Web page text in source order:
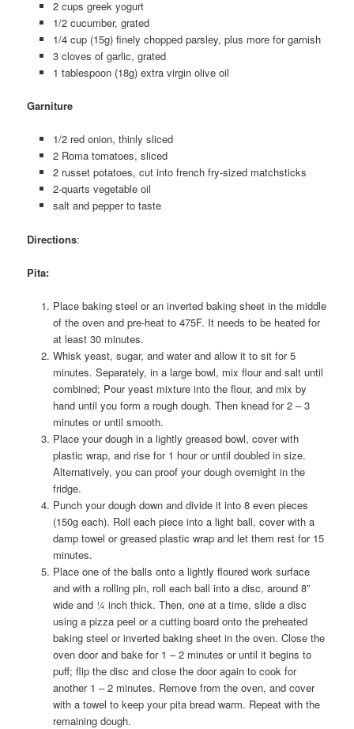
2 cups greek yogurt
1/2 cucumber, grated
1/4 cup (15g) finely chopped parsley, plus more for garnish
3 cloves of garlic, grated
1 tablespoon (18g) extra virgin olive oil
Garniture
1/2 red onion, thinly sliced
2 Roma tomatoes, sliced
2 russet potatoes, cut into french fry-sized matchsticks
2-quarts vegetable oil
salt and pepper to taste
Directions:
Pita:
Place baking steel or an inverted baking sheet in the middle
of the oven and pre-heat to 475F. It needs to be heated for
at least 30 minutes.
Whisk yeast, sugar, and water and allow it to sit for 5
minutes. Separately, in a large bowl, mix flour and salt until
combined; Pour yeast mixture into the flour, and mix by
hand until you form a rough dough. Then knead for 2 – 3
minutes or until smooth.
Place your dough in a lightly greased bowl, cover with
plastic wrap, and rise for 1 hour or until doubled in size.
Alternatively, you can proof your dough overnight in the
fridge.
Punch your dough down and divide it into 8 even pieces
(150g each). Roll each piece into a light ball, cover with a
damp towel or greased plastic wrap and let them rest for 15
minutes.
Place one of the balls onto a lightly floured work surface
and with a rolling pin, roll each ball into a disc, around 8”
wide and ¼ inch thick. Then, one at a time, slide a disc
using a pizza peel or a cutting board onto the preheated
baking steel or inverted baking sheet in the oven. Close the
oven door and bake for 1 – 2 minutes or until it begins to
puff; flip the disc and close the door again to cook for
another 1 – 2 minutes. Remove from the oven, and cover
with a towel to keep your pita bread warm. Repeat with the
remaining dough.